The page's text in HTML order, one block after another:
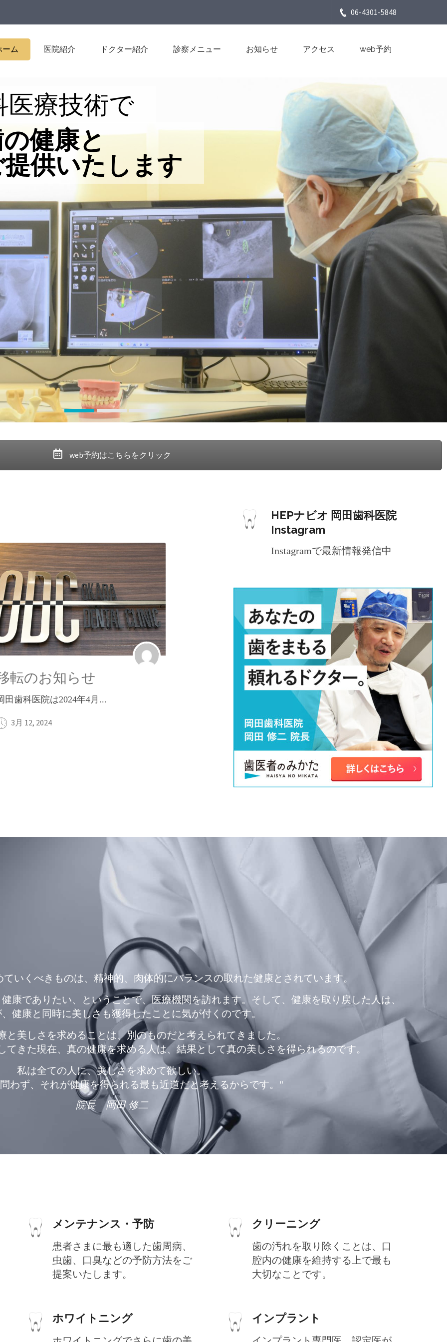
06-4301-5848
ーム 医院紹介 ドクター紹介 診察メニュー お知らせ アクセス web予約
医療技術で
健康と
供いたします
web予約はこちらをクリック
転のお知らせ
田歯科医院は2024年4月...
3月 12, 2024
HEPナビオ 岡田歯科医院
Instagram
Instagramで最新情報発信中
いくべきものは、精神的、肉体的にバランスの取れた健康とされています。
康でありたい、ということで、医療機関を訪れます。そして、健康を取り戻した人は、
健康と同時に美しさも獲得したことに気が付くのです。
と美しさを求めることは、別のものだと考えられてきました。
きた現在、真の健康を求める人は、結果として真の美しさを得られるのです。
私は全ての人に、美しさを求めて欲しい。
わず、それが健康を得られる最も近道だと考えるからです。"
院長 岡田 修二
メンテナンス・予防
患者さまに最も適した歯周病、
虫歯、口臭などの予防方法をご
提案いたします。
ホワイトニング
クリーニング
歯の汚れを取り除くことは、口
腔内の健康を維持する上で最も
大切なことです。
インプラント